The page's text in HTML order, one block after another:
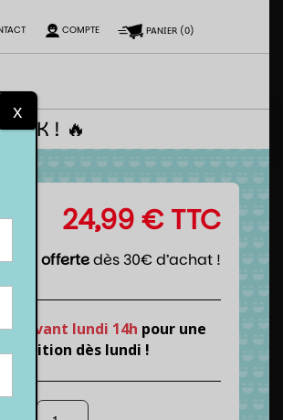
COMPTE PANIER(0)
! 🔥
24,99€ TTC
offertedès 30€ d’achat !
avant lundi 14h pour une
dès lundi !
quantité
x